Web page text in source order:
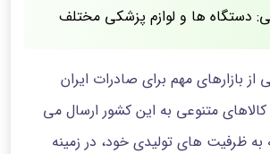
دستگاه ها و لوازم پزشکی مختلف
از بازارهای مهم برای صادرات ایران
متنوعی به این کشور ارسال می
به ظرفیت های تولیدی خود، در زمینه